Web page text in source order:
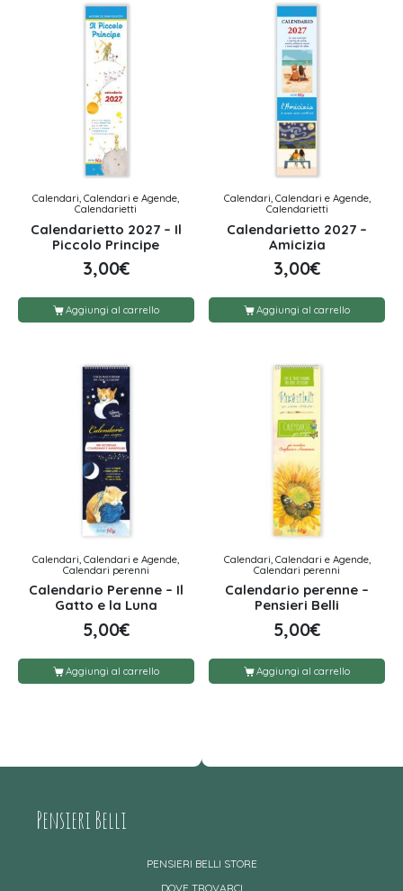
Calendari, Calendari e Agende,
Calendarietti
Calendarietto 2027 – Il
Piccolo Principe
3,00€
Aggiungi al carrello
Calendari, Calendari e Agende,
Calendarietti
Calendarietto 2027 –
Amicizia
3,00€
Aggiungi al carrello
Calendari, Calendari e Agende,
Calendari perenni
Calendario Perenne – Il
Gatto e la Luna
5,00€
Aggiungi al carrello
Calendari, Calendari e Agende,
Calendari perenni
Calendario perenne –
Pensieri Belli
5,00€
Aggiungi al carrello
Pensieri Belli
PENSIERI BELLI STORE
DOVE TROVARCI